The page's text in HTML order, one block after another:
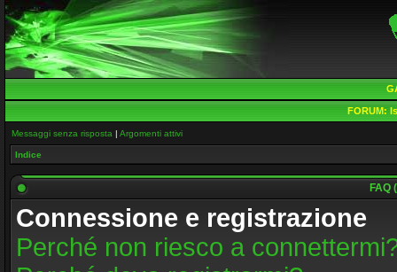
FORUM:
Messaggi senza risposta | Argomenti attivi
Indice
FAQ
Connessione e registrazione
Perché non riesco a